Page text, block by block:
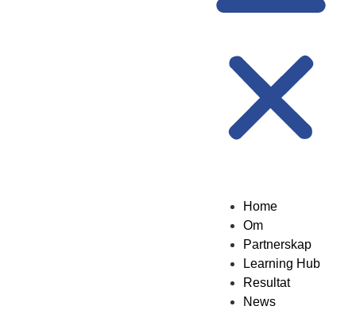
Home
Om
Partnerskap
Learning Hub
Resultat
News